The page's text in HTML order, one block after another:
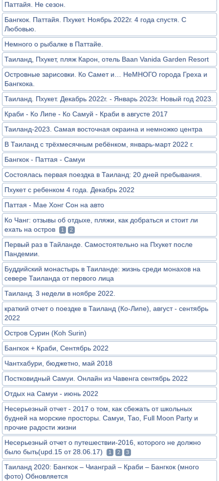
Паттайя. Не сезон.
Бангкок. Паттайя. Пхукет. Ноябрь 2022г. 4 года спустя. С
Любовью.
Немного о рыбалке в Паттайе.
Таиланд, Пхукет, пляж Карон, отель Baan Vanida Garden Resort
Островные зарисовки. Ко Самет и… НеМНОГО города Греха и
Бангкока.
Таиланд. Пхукет. Декабрь 2022г. - Январь 2023г. Новый год 2023.
Краби - Ко Липе - Ко Самуй - Краби в августе 2017
Таиланд-2023. Самая восточная окраина и немножко центра
В Таиланд с трёхмесячным ребёнком, январь-март 2022 г.
Бангкок - Паттая - Самуи
Состоялась первая поездка в Таиланд: 20 дней пребывания.
Пхукет с ребенком 4 года. Декабрь 2022
Паттая - Мае Хонг Сон на авто
Ко Чанг: отзывы об отдыхе, пляжи, как добраться и стоит ли
ехать на остров
1 2
Первый раз в Тайланде. Самостоятельно на Пхукет после
Пандемии.
Буддийский монастырь в Таиланде: жизнь среди монахов на
севере Таиланда от первого лица
Таиланд. 3 недели в ноябре 2022.
краткий отчет о поездке в Таиланд (Ко-Липе), август - сентябрь
2022
Остров Сурин (Koh Surin)
Бангкок + Краби, Сентябрь 2022
Чантхабури, бюджетно, май 2018
Постковидный Самуи. Онлайн из Чавенга сентябрь 2022
Отдых на Самуи - июнь 2022
Несерьезный отчет - 2017 о том, как сбежать от школьных
будней на морские просторы. Самуи, Тао, Full Moon Party и
прочие радости жизни
Несерьезный отчет о путешествии-2016, которого не должно
было быть(upd.15 от 28.06.17)
1 2 3
Таиланд 2020: Бангкок – Чианграй – Краби – Бангкок (много
фото) Обновляется